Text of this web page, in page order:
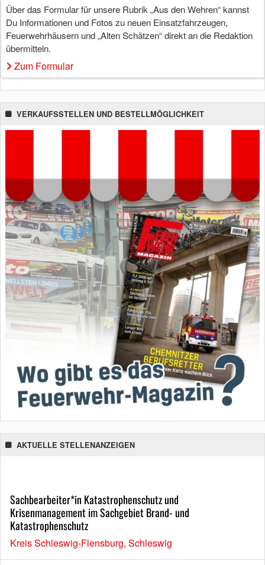
Über das Formular für unsere Rubrik „Aus den Wehren“ kannst
Du Informationen und Fotos zu neuen Einsatzfahrzeugen,
Feuerwehrhäusern und „Alten Schätzen“ direkt an die Redaktion
übermitteln.
Zum Formular
VERKAUFSSTELLEN UND BESTELLMÖGLICHKEIT
AKTUELLE STELLENANZEIGEN
Sachbearbeiter*in Katastrophenschutz und
Krisenmanagement im Sachgebiet Brand- und
Katastrophenschutz
Kreis Schleswig-Flensburg, Schleswig